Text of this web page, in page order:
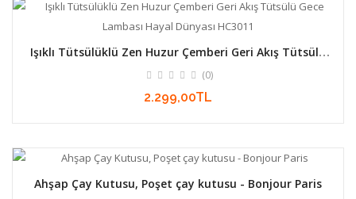
Işıklı Tütsülüklü Zen Huzur Çemberi Geri Akış Tütsülü
(0)
2.299,00TL
Ahşap Çay Kutusu, Poşet çay kutusu - Bonjour Paris